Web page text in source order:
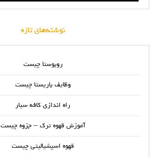
نوشته‌های تازه
روبوستا چیست
وظایف باریستا چیست
راه اندازی کافه سیار
آموزش قهوه ترک – جزوه چیست
قهوه اسپشیالیتی چیست